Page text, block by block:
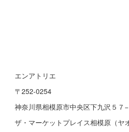
エンアトリエ
〒252-0254
神奈川県相模原市中央区下九沢５７−
ザ・マーケットプレイス相模原（ヤ